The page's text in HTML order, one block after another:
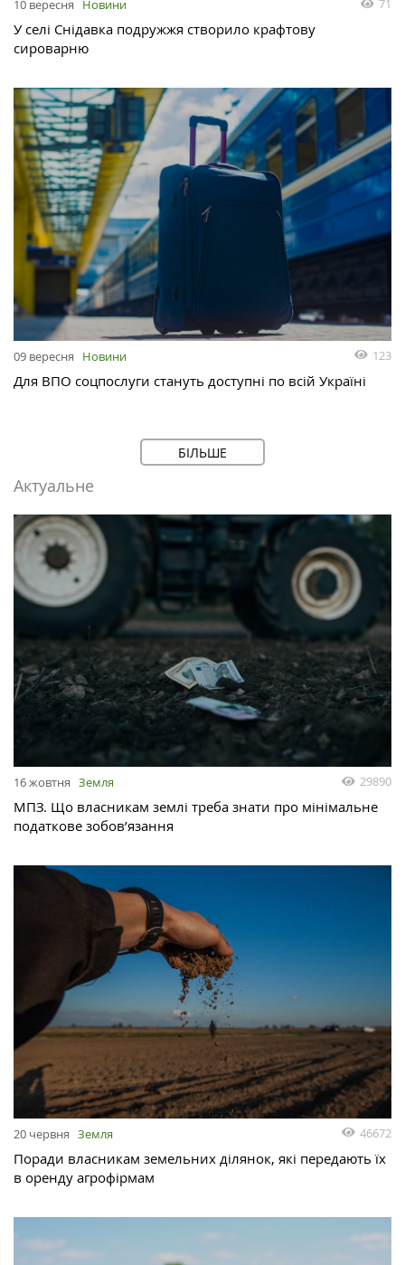
10 вересня Новини 71
У селі Снідавка подружжя створило крафтову
сироварню
09 вересня Новини 123
Для ВПО соцпослуги стануть доступні по всій Україні
БІЛЬШЕ
Актуальне
16 жовтня Земля 29890
МПЗ. Що власникам землі треба знати про мінімальне
податкове зобов’язання
20 червня Земля 46672
Поради власникам земельних ділянок, які передають їх
в оренду агрофірмам